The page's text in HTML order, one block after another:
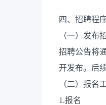
四、招聘程
（一）发布
招聘公告将
开发布。后
（二）报名
1.报名